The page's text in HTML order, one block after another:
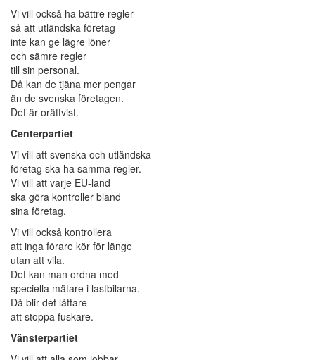
Vi vill också ha bättre regler
så att utländska företag
inte kan ge lägre löner
och sämre regler
till sin personal.
Då kan de tjäna mer pengar
än de svenska företagen.
Det är orättvist.
Centerpartiet
Vi vill att svenska och utländska
företag ska ha samma regler.
Vi vill att varje EU-land
ska göra kontroller bland
sina företag.
Vi vill också kontrollera
att inga förare kör för länge
utan att vila.
Det kan man ordna med
speciella mätare i lastbilarna.
Då blir det lättare
att stoppa fuskare.
Vänsterpartiet